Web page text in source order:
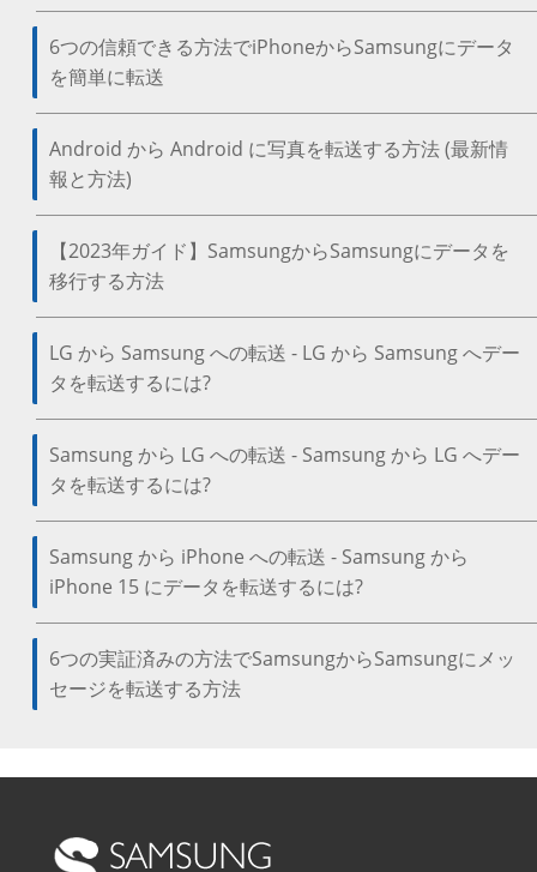
6つの信頼できる方法でiPhoneからSamsungにデータ
を簡単に転送
Android から Android に写真を転送する方法 (最新情
報と方法)
【2023年ガイド】SamsungからSamsungにデータを
移行する方法
LG から Samsung への転送 - LG から Samsung へデー
タを転送するには?
Samsung から LG への転送 - Samsung から LG へデー
タを転送するには?
Samsung から iPhone への転送 - Samsung から
iPhone 15 にデータを転送するには?
6つの実証済みの方法でSamsungからSamsungにメッ
セージを転送する方法